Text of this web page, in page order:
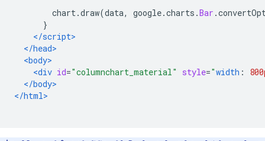
chart.draw(data, google.charts .Bar .
}
</script>
</head>
<body>
<div id="columnchart_material" style="width :
</body>
</html>